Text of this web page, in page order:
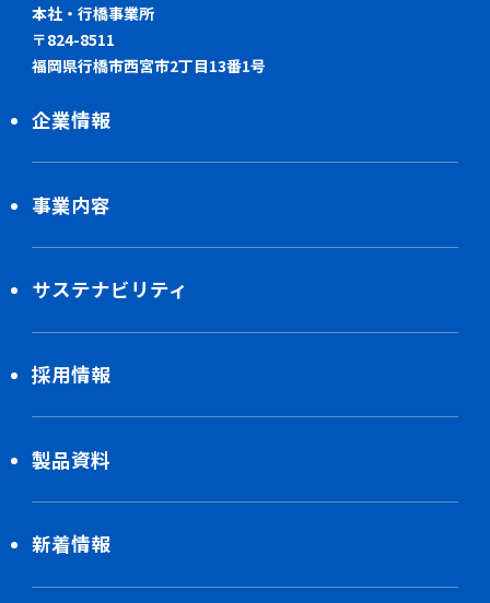
本社・行橋事業所
〒824-8511
福岡県行橋市西宮市2丁目13番1号
企業情報
事業内容
サステナビリティ
採用情報
製品資料
新着情報